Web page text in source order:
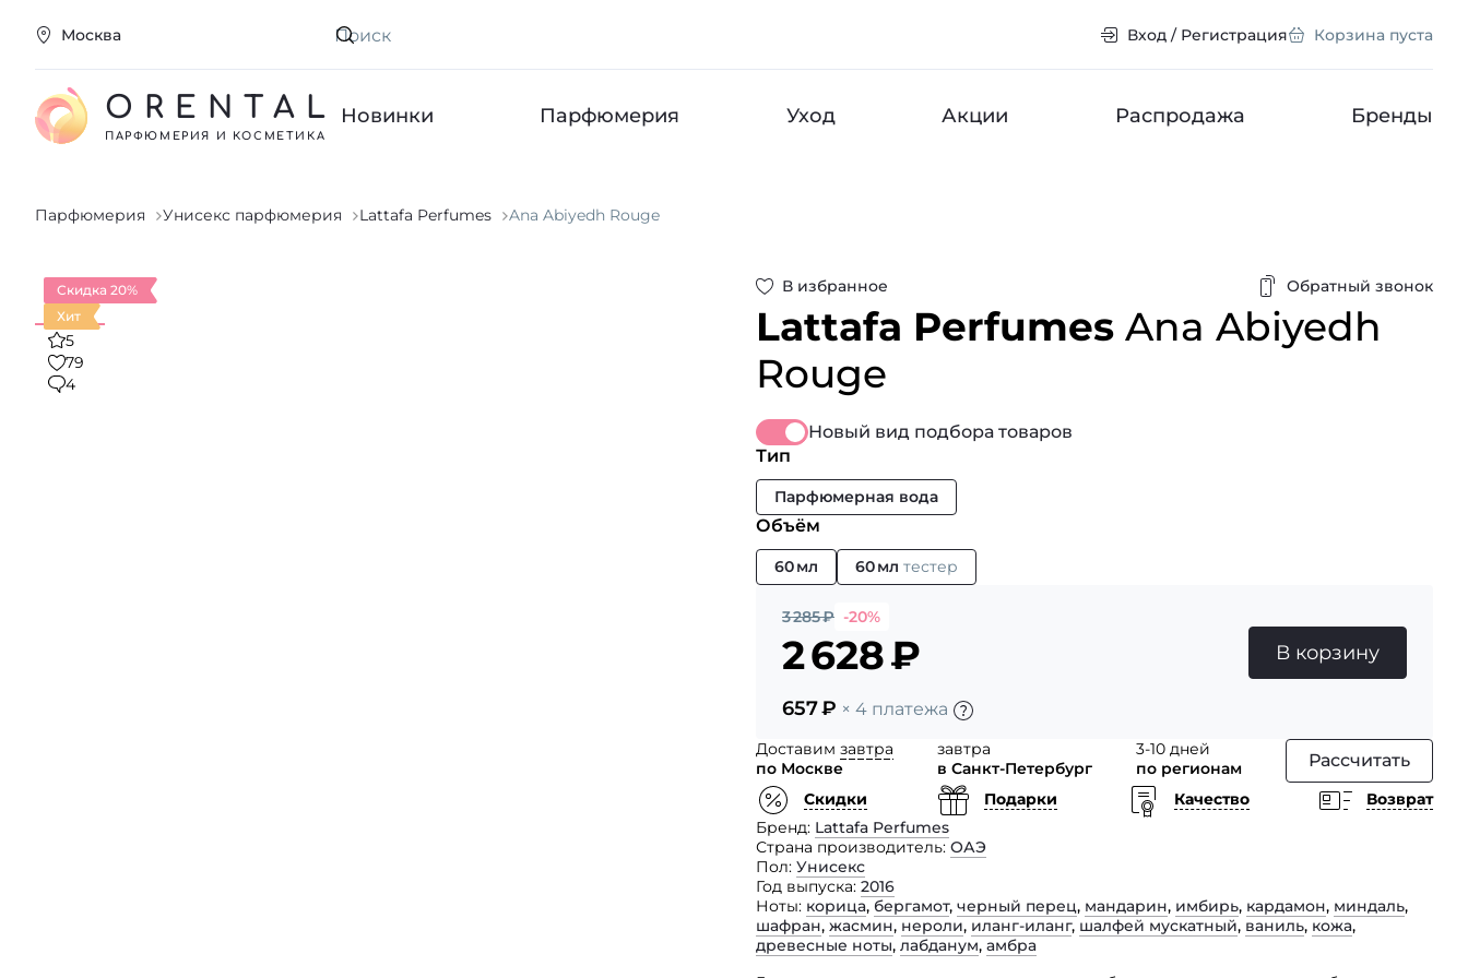
Москва Искать Вход / Регистрация Корзина пуста
ORENTAL
ПАРФЮМЕРИЯ И КОСМЕТИКА
Новинки Парфюмерия Уход Акции Распродажа Бренды
Парфюмерия Унисекс парфюмерия Lattafa Perfumes Ana Abiyedh Rouge
В избранное Обратный звонок
Lattafa Perfumes Ana Abiyedh
Rouge
Скидка 20%
Хит
5
79
4
Новый вид подбора товаров
Тип
Парфюмерная вода
Объём
60 мл 60 мл тестер
3 285₽ -20%
2 628₽
657₽ × 4 платежа
В корзину
Доставим завтра
по Москве
завтра
в Санкт-Петербург
3-10 дней
по регионам
Рассчитать
Скидки Подарки Качество
Возврат
Бренд Lattafa Perfumes
Страна производитель ОАЭ
Пол Унисекс
Год выпуска 2016
Ноты корица, бергамот, черный перец, мандарин, имбирь, кардамон, миндаль,
шафран, жасмин, нероли, иланг-иланг, шалфей мускатный, ваниль, кожа,
древесные ноты, лабданум, амбра